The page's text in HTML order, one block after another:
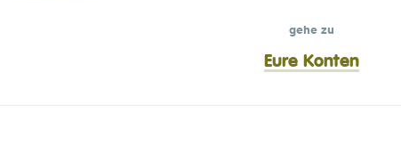
gehe zu
Eure Konten